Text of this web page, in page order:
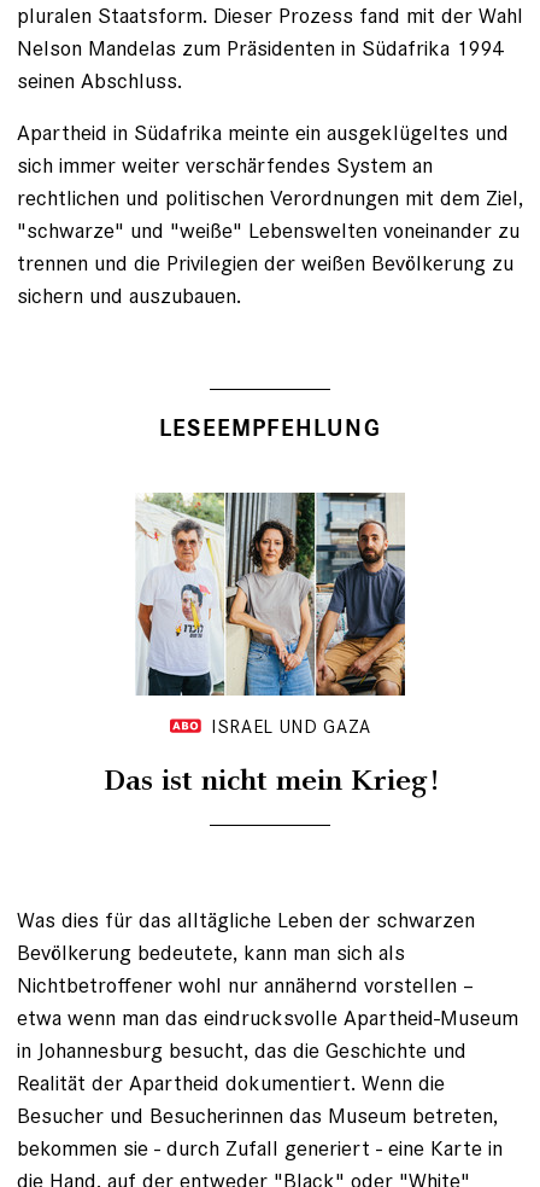
pluralen Staatsform. Dieser Prozess fand mit der Wahl
Nelson Mandelas zum Präsidenten in Südafrika 1994
seinen Abschluss.
Apartheid in Südafrika meinte ein ausgeklügeltes und
sich immer weiter verschärfendes System an
rechtlichen und politischen Verordnungen mit dem Ziel,
"schwarze" und "weiße" Lebenswelten voneinander zu
trennen und die Privilegien der weißen Bevölkerung zu
sichern und auszubauen.
LESEEMPFEHLUNG
ISRAEL UND GAZA
Das ist nicht mein Krieg!
Was dies für das alltägliche Leben der schwarzen
Bevölkerung bedeutete, kann man sich als
Nichtbetroffener wohl nur annähernd vorstellen –
etwa wenn man das eindrucksvolle Apartheid-Museum
in Johannesburg besucht, das die Geschichte und
Realität der Apartheid dokumentiert. Wenn die
Besucher und Besucherinnen das Museum betreten,
bekommen sie - durch Zufall generiert - eine Karte in
die Hand, auf der entweder "Black" oder "White"